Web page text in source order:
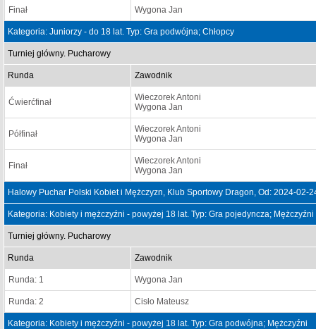
Finał Wygona Jan
Kategoria: Juniorzy - do 18 lat. Typ: Gra podwójna; Chłopcy
Turniej główny. Pucharowy
Runda Zawodnik
Ćwierćfinał
Wieczorek Antoni
Wygona Jan
Półfinał
Wieczorek Antoni
Wygona Jan
Finał
Wieczorek Antoni
Wygona Jan
Halowy Puchar Polski Kobiet i Mężczyzn, Klub Sportowy Dragon, Od: 2024-02-
Kategoria: Kobiety i mężczyźni - powyżej 18 lat. Typ: Gra pojedyncza; Mężczyźni
Turniej główny. Pucharowy
Runda Zawodnik
Runda: 1 Wygona Jan
Runda: 2 Cisło Mateusz
Kategoria: Kobiety i mężczyźni - powyżej 18 lat. Typ: Gra podwójna; Mężczyźni